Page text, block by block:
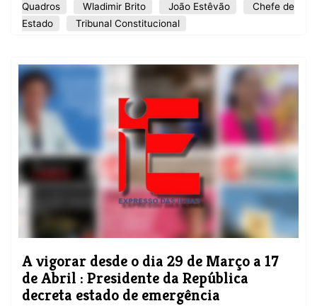
Quadros
Wladimir Brito João Estêvão
Chefe de
Estado
Tribunal Constitucional
A vigorar desde o dia 29 de Março a 17
de Abril : Presidente da República
decreta estado de emergência